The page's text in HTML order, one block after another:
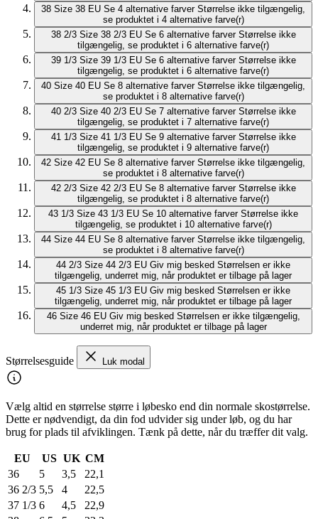
38 Size 38 EU Se 4 alternative farver Størrelse ikke tilgængelig,
se produktet i 4 alternative farve(r)
38 2/3 Size 38 2/3 EU Se 6 alternative farver Størrelse ikke
tilgængelig, se produktet i 6 alternative farve(r)
39 1/3 Size 39 1/3 EU Se 6 alternative farver Størrelse ikke
tilgængelig, se produktet i 6 alternative farve(r)
40 Size 40 EU Se 8 alternative farver Størrelse ikke tilgængelig,
se produktet i 8 alternative farve(r)
40 2/3 Size 40 2/3 EU Se 7 alternative farver Størrelse ikke
tilgængelig, se produktet i 7 alternative farve(r)
41 1/3 Size 41 1/3 EU Se 9 alternative farver Størrelse ikke
tilgængelig, se produktet i 9 alternative farve(r)
42 Size 42 EU Se 8 alternative farver Størrelse ikke tilgængelig,
se produktet i 8 alternative farve(r)
42 2/3 Size 42 2/3 EU Se 8 alternative farver Størrelse ikke
tilgængelig, se produktet i 8 alternative farve(r)
43 1/3 Size 43 1/3 EU Se 10 alternative farver Størrelse ikke
tilgængelig, se produktet i 10 alternative farve(r)
44 Size 44 EU Se 8 alternative farver Størrelse ikke tilgængelig,
se produktet i 8 alternative farve(r)
44 2/3 Size 44 2/3 EU Giv mig besked Størrelsen er ikke
tilgængelig, underret mig, når produktet er tilbage på lager
45 1/3 Size 45 1/3 EU Giv mig besked Størrelsen er ikke
tilgængelig, underret mig, når produktet er tilbage på lager
46 Size 46 EU Giv mig besked Størrelsen er ikke tilgængelig,
underret mig, når produktet er tilbage på lager
Størrelsesguide Luk modal
Vælg altid en størrelse større i løbesko end din normale skostørrelse.
Dette er nødvendigt, da din fod udvider sig under løb, og du har
brug for plads til afviklingen. Tænk på dette, når du træffer dit valg.
EU US UK CM
36
5 3,5
22,1
36 2/3 5,5 4
22,5
37 1/3 6 4,5
22,9